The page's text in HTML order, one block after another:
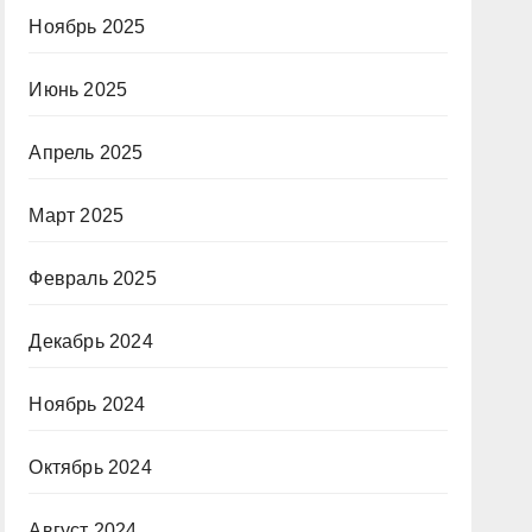
Ноябрь 2025
Июнь 2025
Апрель 2025
Март 2025
Февраль 2025
Декабрь 2024
Ноябрь 2024
Октябрь 2024